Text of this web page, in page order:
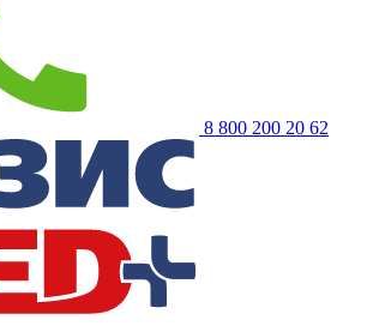
8 800 200 20 62